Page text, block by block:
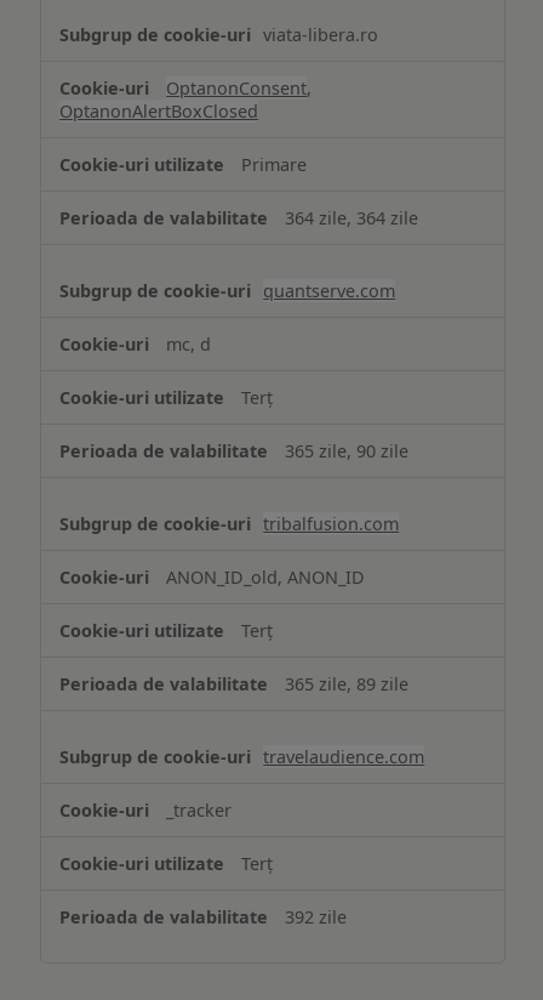
viata-libera.ro
OptanonConsent,
OptanonAlertBoxClosed
Primare
364 zile, 364 zile
quantserve.com
mc, d
Terț
365 zile, 90 zile
tribalfusion.com
ANON_ID_old, ANON_ID
Terț
365 zile, 89 zile
travelaudience.com
_tracker
Terț
392 zile